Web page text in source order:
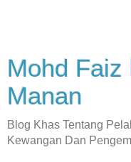
Mohd Faiz
Manan
Blog Khas Tentang
Kewangan Dan